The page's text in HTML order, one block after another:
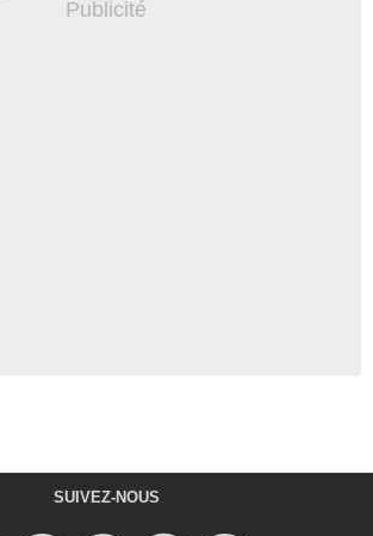
SUIVEZ-NOUS